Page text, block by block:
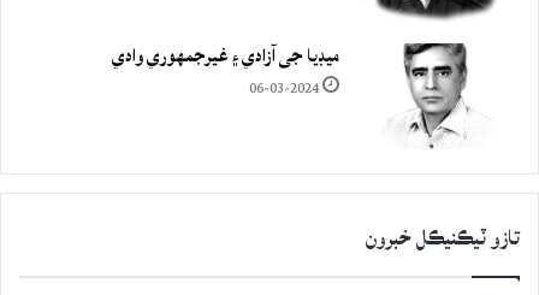
ميڊيا جي آزادي ۽ غيرجمھوري وادي
06-03-2024
تازو ٽيڪنيڪل خبرون